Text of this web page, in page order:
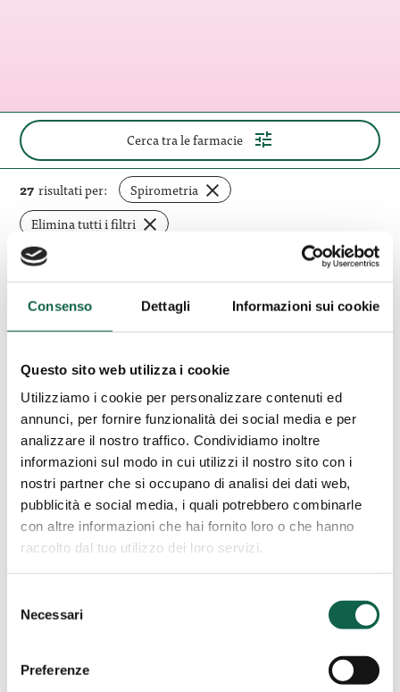
Consenso Dettagli Informazioni sui cookie
Questo sito web utilizza i cookie
Utilizziamo i cookie per personalizzare contenuti ed
annunci, per fornire funzionalità dei social media e per
analizzare il nostro traffico. Condividiamo inoltre
informazioni sul modo in cui utilizzi il nostro sito con i
nostri partner che si occupano di analisi dei dati web,
pubblicità e social media, i quali potrebbero combinarle
con altre informazioni che hai fornito loro o che hanno
raccolto dal tuo utilizzo dei loro servizi.
delNecessari
Preferenze
Cerca tra le farmacie (apri
pannello
27 risultati per: Spirometria rimuovi
filtro
Elimina tutti i filtri
Induno Olona (VA)
Farmacia A.S.FAR.M.
Via Jamoretti,51 21056, Induno Olona, VA
0332201246
Farmacia
A.S.FAR.M.
Trieste (TS)
via Bartolomeo D'Alviano 23 34144, Trieste, TS
Farmacia
Ai